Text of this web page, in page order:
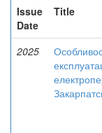
Issue
Date
Title
2025